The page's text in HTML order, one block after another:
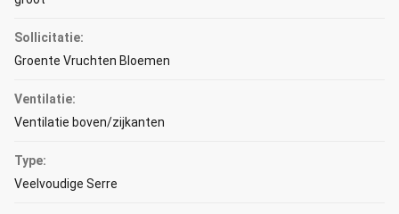
Sollicitatie:
Groente Vruchten Bloemen
Ventilatie:
Ventilatie boven/zijkanten
Type:
Veelvoudige Serre